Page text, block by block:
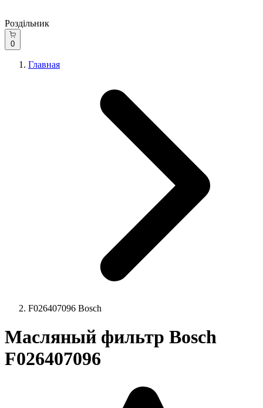
Роздільник
0
Главная
F026407096 Bosch
Масляный фильтр Bosch
F026407096